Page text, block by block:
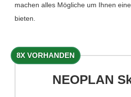
machen alles Mögliche um Ihnen
bieten.
8X VORHANDEN
NEOPLAN